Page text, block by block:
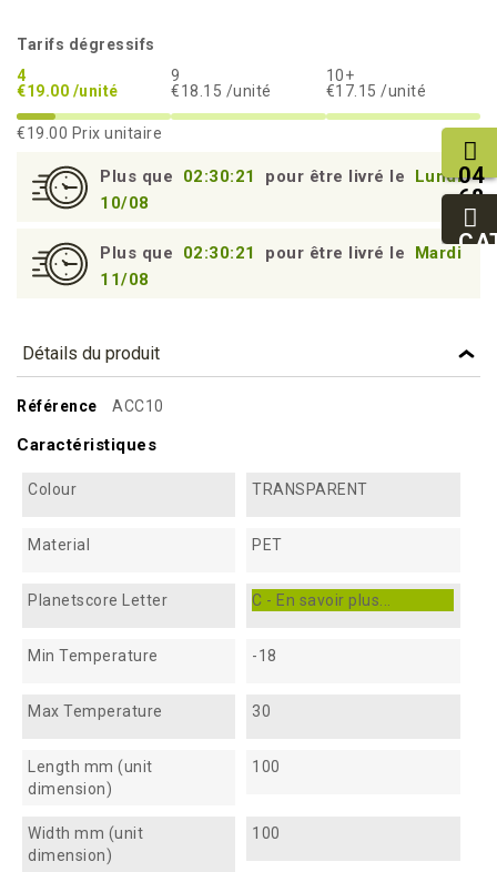
Tarifs dégressifs
4
€19.00 /unité
9
€18.15 /unité
10+
€17.15 /unité
€19.00 Prix unitaire
Plus que 02:30:20 pour être livré le
Lundi
10/08
Plus que 02:30:20 pour être livré le
Mardi
11/08
Détails du produit
Référence ACC10
Caractéristiques
Colour TRANSPARENT
Material PET
Planetscore Letter C - En savoir plus...
Min Temperature -18
Max Temperature 30
Length mm (unit
dimension)
100
Width mm (unit
dimension)
100
04
68
11
27
95